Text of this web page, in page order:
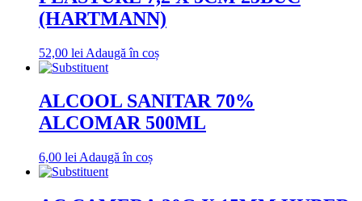
(HARTMANN)
52,00 lei Adaugă în coș
ALCOOL SANITAR 70%
ALCOMAR 500ML
6,00 lei Adaugă în coș